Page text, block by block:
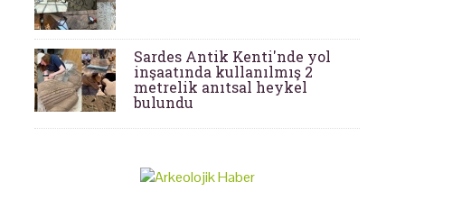
Sardes Antik Kenti'nde yol
inşaatında kullanılmış 2
metrelik anıtsal heykel
bulundu